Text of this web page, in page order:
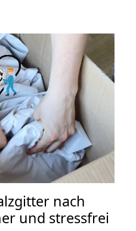
nach
und stressfrei